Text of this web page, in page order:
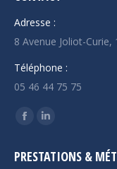
Adresse :
8 Avenue Joliot-Curie,
Téléphone :
05 46 44 75 75
Trouvez nous sur :
La
Facebook
LinkedIn
PRESTATIONS &